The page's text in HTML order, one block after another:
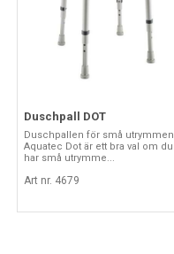
Duschpall DOT
Duschpallen för små utrymmen
Aquatec Dot är ett bra val om du
har små utrymme...
Art nr. 4679